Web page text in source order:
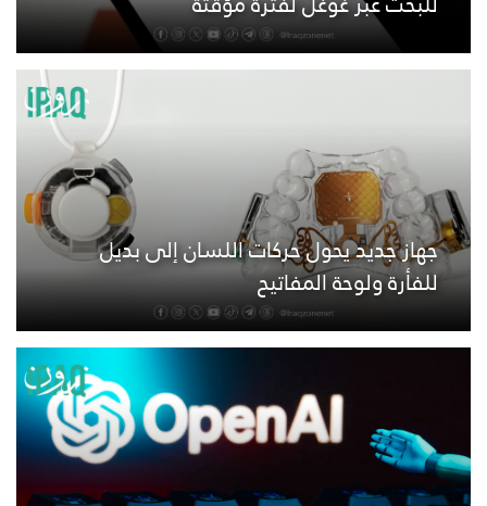
جهاز جديد يحول حركات اللسان إلى بديل
للفأرة ولوحة المفاتيح